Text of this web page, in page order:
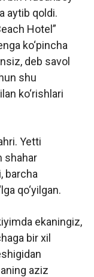
aytib qoldi.
Hotel”
ko‘pincha
deb savol
shu
ko‘rishlari
Yetti
shahar
barcha
qo‘yilgan.
ekaningiz,
bir xil
aziz